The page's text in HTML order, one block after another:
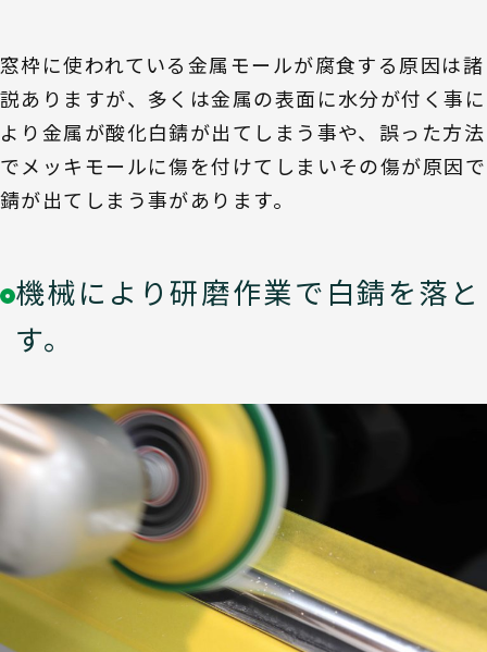
窓枠に使われている金属モールが腐食する原因は諸
説ありますが、多くは金属の表面に水分が付く事に
より金属が酸化白錆が出てしまう事や、誤った方法
でメッキモールに傷を付けてしまいその傷が原因で
錆が出てしまう事があります。
機械により研磨作業で白錆を落と
す。